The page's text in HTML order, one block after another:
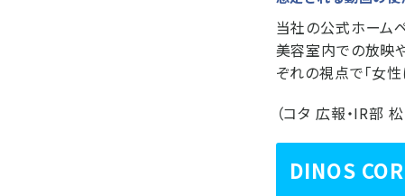
当社の公式ホーム
美容室内での放映
ぞれの視点で「女
（コタ 広報・IR部
DINOS